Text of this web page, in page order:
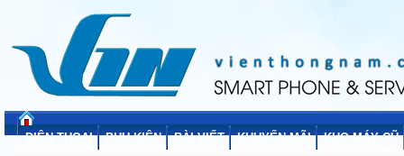
ĐIỆN THOẠI PHỤ KIỆN BÀI VIẾT KHUYẾN MÃI KHO MÁY CŨ